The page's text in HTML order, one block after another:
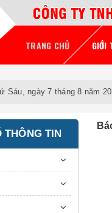
TRANG CHỦ GIỚI
Sáu, ngày 7 tháng 8 năm
THÔNG TIN